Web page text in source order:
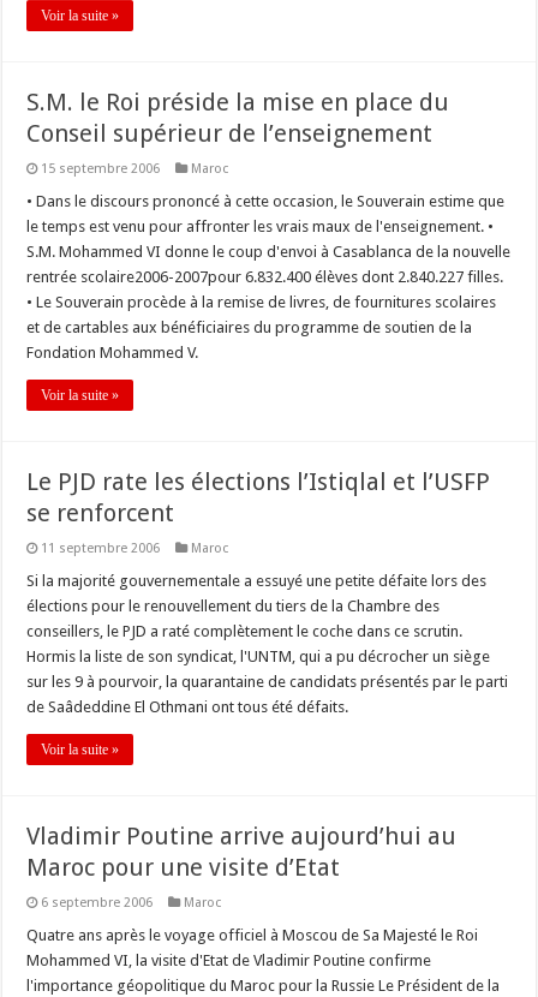
Voir la suite »
S.M. le Roi préside la mise en place du
Conseil supérieur de l’enseignement
15 septembre 2006 Maroc
• Dans le discours prononcé à cette occasion, le Souverain estime que
le temps est venu pour affronter les vrais maux de l'enseignement. •
S.M. Mohammed VI donne le coup d'envoi à Casablanca de la nouvelle
rentrée scolaire2006-2007pour 6.832.400 élèves dont 2.840.227 filles.
• Le Souverain procède à la remise de livres, de fournitures scolaires
et de cartables aux bénéficiaires du programme de soutien de la
Fondation Mohammed V.
Voir la suite »
Le PJD rate les élections l’Istiqlal et l’USFP
se renforcent
11 septembre 2006 Maroc
Si la majorité gouvernementale a essuyé une petite défaite lors des
élections pour le renouvellement du tiers de la Chambre des
conseillers, le PJD a raté complètement le coche dans ce scrutin.
Hormis la liste de son syndicat, l'UNTM, qui a pu décrocher un siège
sur les 9 à pourvoir, la quarantaine de candidats présentés par le parti
de Saâdeddine El Othmani ont tous été défaits.
Voir la suite »
Vladimir Poutine arrive aujourd’hui au
Maroc pour une visite d’Etat
6 septembre 2006 Maroc
Quatre ans après le voyage officiel à Moscou de Sa Majesté le Roi
Mohammed VI, la visite d'Etat de Vladimir Poutine confirme
l'importance géopolitique du Maroc pour la Russie Le Président de la